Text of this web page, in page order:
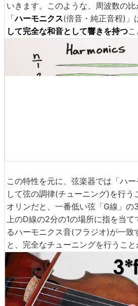
いきます。このような、周波数の
「ハーモニクス(倍音・純正音程)」
して完全な和音として響きを持つこ
この特性を元に、弦楽器では「ハ
して弦の調律(チューニング)を行う
オリンだと、一番低い弦「G線」の
上のD線の2分の1の場所に指を当て
るハーモニクス音(フラジオ)が一致
と、完全なチューニングを行うこと